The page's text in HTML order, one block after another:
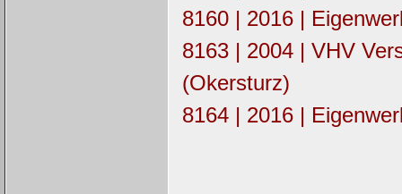
8160 | 2016 |
8163 | 2004 | VHV
(Okersturz)
8164 | 2016 |